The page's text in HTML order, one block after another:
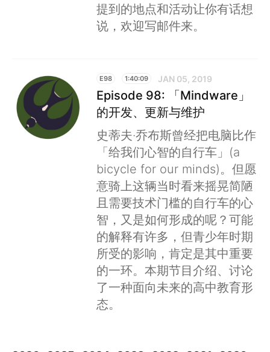
提到的地点和活动让你有话想
说，欢迎写邮件来。
E98 1:40:09 JAN 05, 2019
Episode 98: 「Mindware」
的开发、更新与维护
史蒂夫·乔布斯曾经把电脑比作
「给我们心智的自行车」(a
bicycle for our minds)。但愿
意骑上这辆当时看来摇晃简陋
且需要技术门槛的自行车的心
智，又是如何形成的呢？可能
的解释有许多，但青少年时期
所受的影响，肯定是其中重要
的一环。本期节目介绍、讨论
了一种面向未来的高中教育形
态。